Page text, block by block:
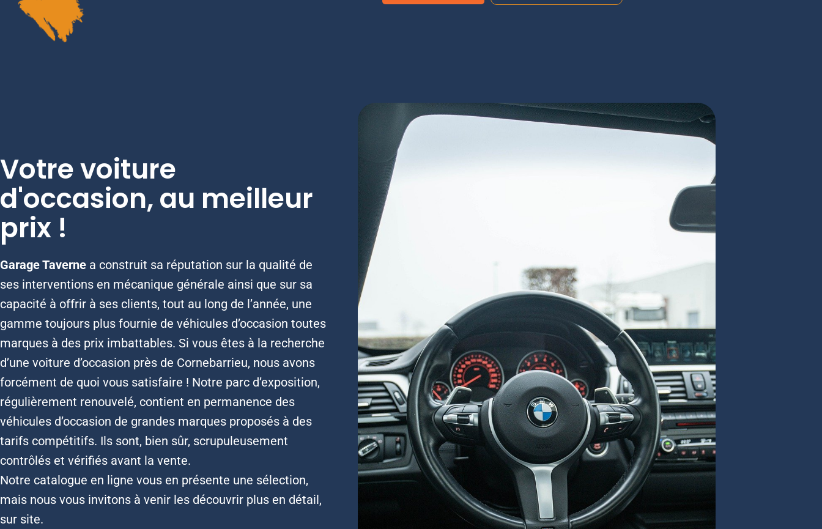
Votre voiture
d'occasion, au meilleur
prix !
Garage Taverne a construit sa réputation sur la qualité de
ses interventions en mécanique générale ainsi que sur sa
capacité à offrir à ses clients, tout au long de l’année, une
gamme toujours plus fournie de véhicules d’occasion toutes
marques à des prix imbattables. Si vous êtes à la recherche
d’une voiture d’occasion près de Cornebarrieu, nous avons
forcément de quoi vous satisfaire ! Notre parc d’exposition,
régulièrement renouvelé, contient en permanence des
véhicules d’occasion de grandes marques proposés à des
tarifs compétitifs. Ils sont, bien sûr, scrupuleusement
contrôlés et vérifiés avant la vente.
Notre catalogue en ligne vous en présente une sélection,
mais nous vous invitons à venir les découvrir plus en détail,
sur site.